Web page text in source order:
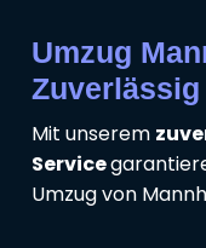
Umzug
Mit unserem
Service
Umzug von